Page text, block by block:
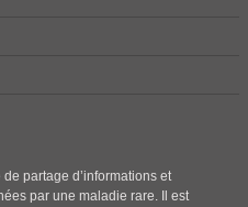
partage d’informations et
par une maladie rare. Il est